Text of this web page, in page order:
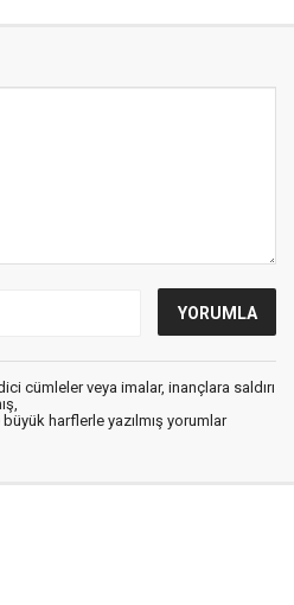
cümleler veya imalar, inançlara saldırı
harflerle yazılmış yorumlar